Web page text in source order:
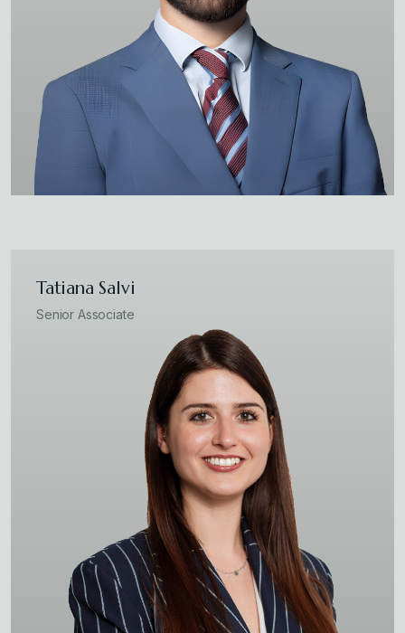
Tatiana Salvi
Senior Associate